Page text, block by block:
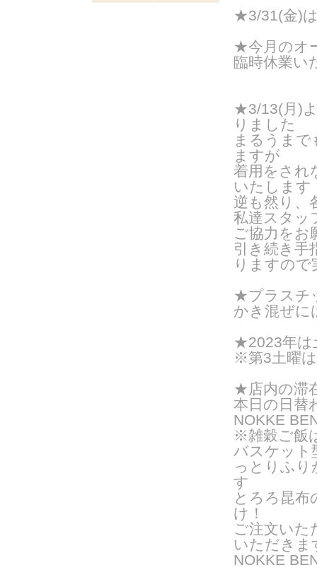
★3/31(金)
★今月のオ
臨時休業い
★3/13(月)
りました
まるうまで
ますが
着用をされ
いたします
逆も然り、
私達スタッ
ご協力をお
引き続き手
りますの
★プラスチ
かき混ぜに
★2023年は
※第3土曜
★店内の滞
本日の日替
NOKKE
※雑穀ご飯
バスケット
っとりふり
す
とろろ昆布
け！
ご注文いた
いただきま
NOKKE